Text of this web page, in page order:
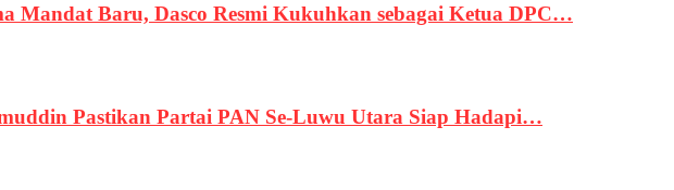
Mandat Baru, Dasco Resmi Kukuhkan sebagai Ketua DPC…
Pastikan Partai PAN Se-Luwu Utara Siap Hadapi…